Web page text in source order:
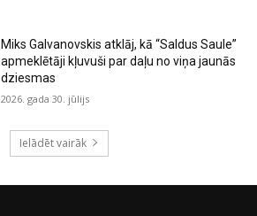
Miks Galvanovskis atklāj, kā “Saldus Saule”
apmeklētāji kļuvuši par daļu no viņa jaunās
dziesmas
2026. gada 30. jūlijs
Ielādēt vairāk